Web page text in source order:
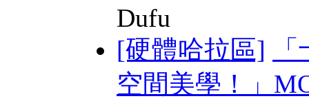
Dufu
[硬體哈拉區]
空間美學！」